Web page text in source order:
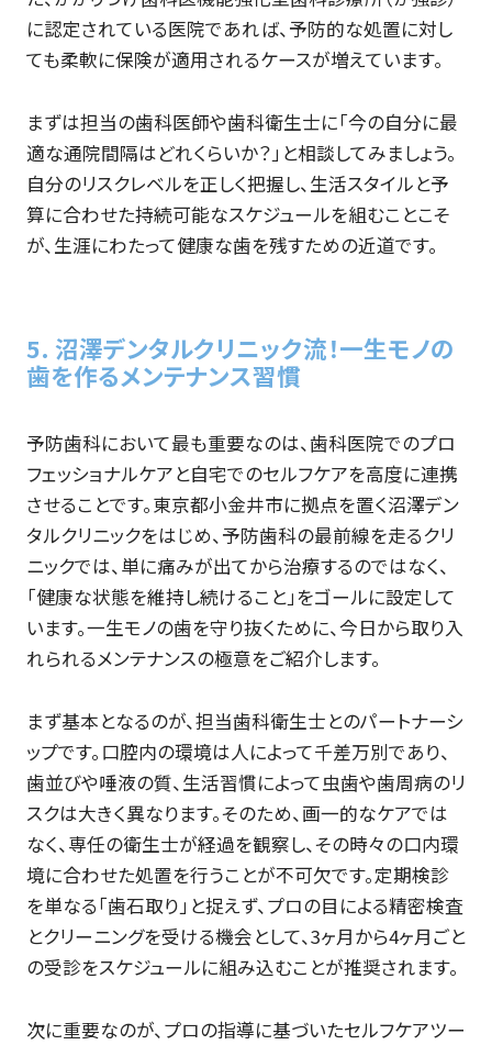
に認定されている医院であれば、予防的な処置に対し
ても柔軟に保険が適用されるケースが増えています。
まずは担当の歯科医師や歯科衛生士に「今の自分に最
適な通院間隔はどれくらいか？」と相談してみましょう。
自分のリスクレベルを正しく把握し、生活スタイルと予
算に合わせた持続可能なスケジュールを組むことこそ
が、生涯にわたって健康な歯を残すための近道です。
5. 沼澤デンタルクリニック流！一生モノの
歯を作るメンテナンス習慣
予防歯科において最も重要なのは、歯科医院でのプロ
フェッショナルケアと自宅でのセルフケアを高度に連携
させることです。東京都小金井市に拠点を置く沼澤デン
タルクリニックをはじめ、予防歯科の最前線を走るクリ
ニックでは、単に痛みが出てから治療するのではなく、
「健康な状態を維持し続けること」をゴールに設定して
います。一生モノの歯を守り抜くために、今日から取り入
れられるメンテナンスの極意をご紹介します。
まず基本となるのが、担当歯科衛生士とのパートナーシ
ップです。口腔内の環境は人によって千差万別であり、
歯並びや唾液の質、生活習慣によって虫歯や歯周病のリ
スクは大きく異なります。そのため、画一的なケアでは
なく、専任の衛生士が経過を観察し、その時々の口内環
境に合わせた処置を行うことが不可欠です。定期検診
を単なる「歯石取り」と捉えず、プロの目による精密検査
とクリーニングを受ける機会として、3ヶ月から4ヶ月ごと
の受診をスケジュールに組み込むことが推奨されます。
次に重要なのが、プロの指導に基づいたセルフケアツー